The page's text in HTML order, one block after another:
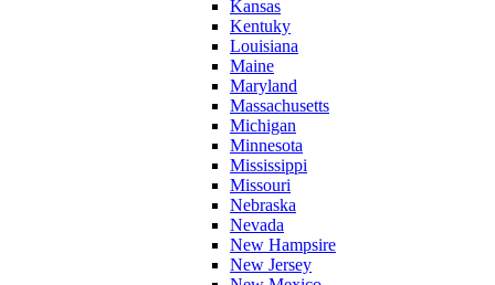
Kansas
Kentuky
Louisiana
Maine
Maryland
Massachusetts
Michigan
Minnesota
Mississippi
Missouri
Nebraska
Nevada
New Hampsire
New Jersey